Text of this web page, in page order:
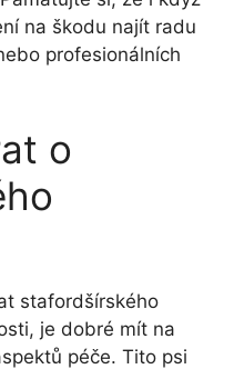
na škodu najít radu
profesionálních
o
stafordšírského
je dobré mít na
péče. Tito psi